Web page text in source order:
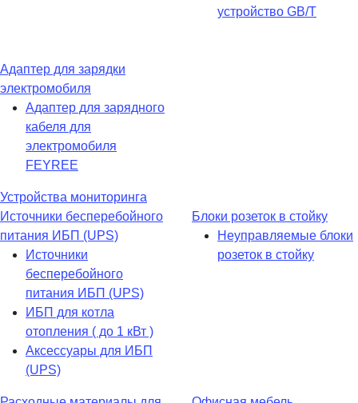
устройство GB/T
Адаптер для зарядки
электромобиля
Адаптер для зарядного
кабеля для
электромобиля
FEYREE
Устройства мониторинга
Источники бесперебойного
питания ИБП (UPS)
Источники
бесперебойного
питания ИБП (UPS)
ИБП для котла
отопления ( до 1 кВт )
Аксессуары для ИБП
(UPS)
Блоки розеток в стойку
Неуправляемые блоки
розеток в стойку